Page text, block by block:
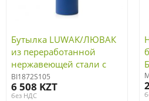
Бутылка LUWAK/ЛЮВАК
из переработанной
нержавеющей стали с
карабином, королевский
синий
BI1872S105
6 508 KZT
без НДС